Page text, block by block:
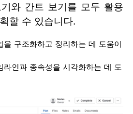
와 간트 보기를 모두 활용
할 수 있습니다.
을 구조화하고 정리하는 데 도움이
라인과 종속성을 시각화하는 데 도